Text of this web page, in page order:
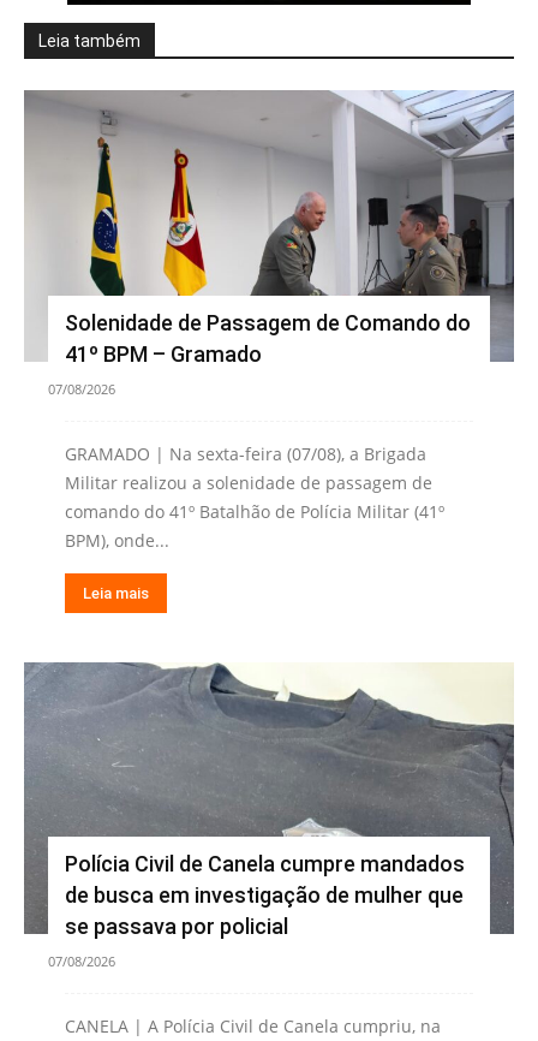
Leia também
Solenidade de Passagem de Comando do
41º BPM – Gramado
07/08/2026
GRAMADO | Na sexta-feira (07/08), a Brigada
Militar realizou a solenidade de passagem de
comando do 41º Batalhão de Polícia Militar (41º
BPM), onde...
Leia mais
Polícia Civil de Canela cumpre mandados
de busca em investigação de mulher que
se passava por policial
07/08/2026
CANELA | A Polícia Civil de Canela cumpriu, na